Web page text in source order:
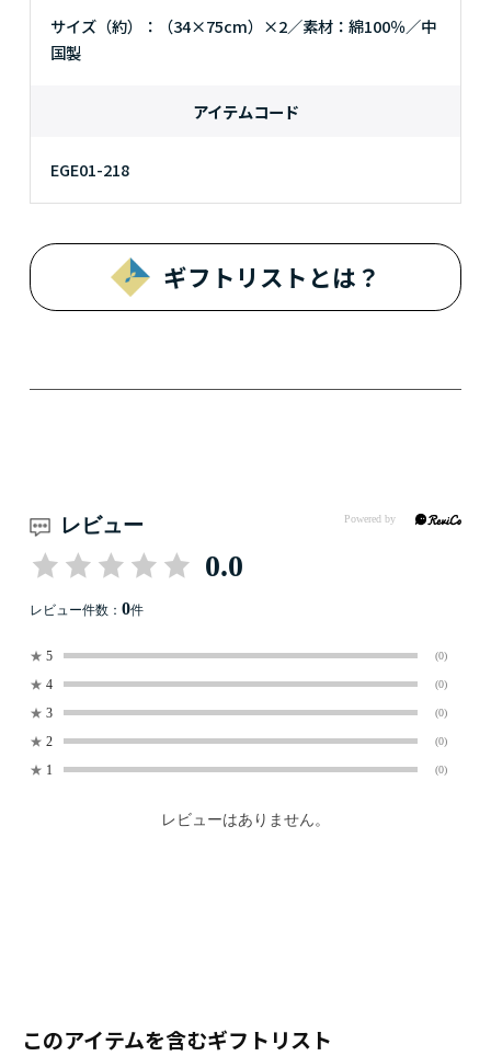
サイズ（約）：（34×75cm）×2／素材：綿100％／中
国製
アイテムコード
EGE01-218
ギフトリストとは？
レビュー
0.0
レビュー件数： 0件
★ 5 (0)
★ 4 (0)
★ 3 (0)
★ 2 (0)
★ 1 (0)
レビューはありません。
このアイテムを含むギフトリスト